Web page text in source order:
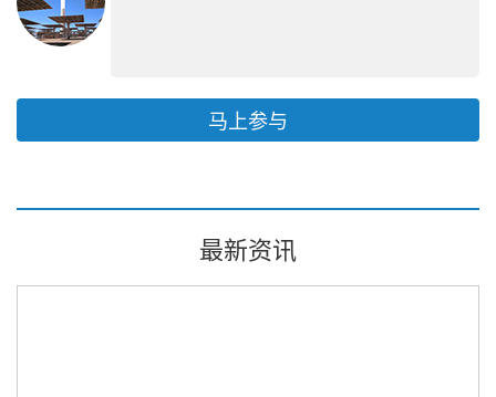
马上参与
最新资讯